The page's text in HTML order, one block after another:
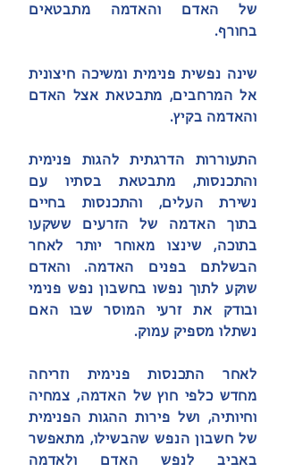
של האדם והאדמה מתבטאים
בחורף.
שינה נפשית פנימית ומשיכה חיצונית
אל המרחבים, מתבטאת אצל האדם
והאדמה בקיץ.
התעוררות הדרגתית להגות פנימית
והתכנסות, מתבטאת בסתיו עם
נשירת העלים, והתכנסות בחיים
בתוך האדמה של הזרעים ששקעו
בתוכה, שינצו מאוחר יותר לאחר
הבשלתם בפנים האדמה. והאדם
שוקע לתוך נפשו בחשבון נפש פנימי
ובודק את זרעי המוסר שבו האם
נשתלו מספיק עמוק.
לאחר התכנסות פנימית וזריחה
מחדש כלפי חוץ של האדמה, צמחיה
וחיותיה, ושל פירות ההגות הפנימית
של חשבון הנפש שהבשילו, מתאפשר
באביב לנפש האדם ולאדמה